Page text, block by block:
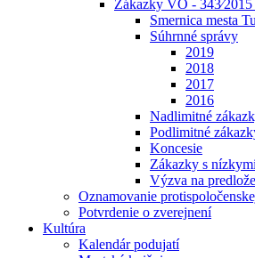
Zákazky VO -
Smernica mesta
Súhrnné správy
2019
2018
2017
2016
Nadlimitné
Podlimitné
Koncesie
Zákazky s
Výzva na
Oznamovanie
Potvrdenie o zverejnení
Kultúra
Kalendár podujatí